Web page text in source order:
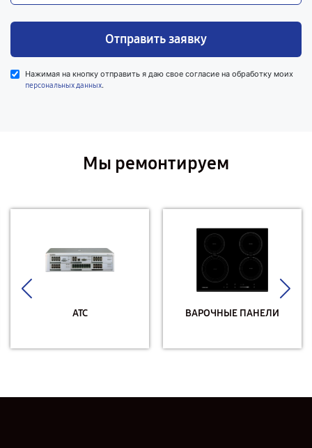
Отправить заявку
Нажимая на кнопку отправить я даю свое согласие на обработку моих
персональных данных.
Мы ремонтируем
АТС ВАРОЧНЫЕ ПАНЕЛИ